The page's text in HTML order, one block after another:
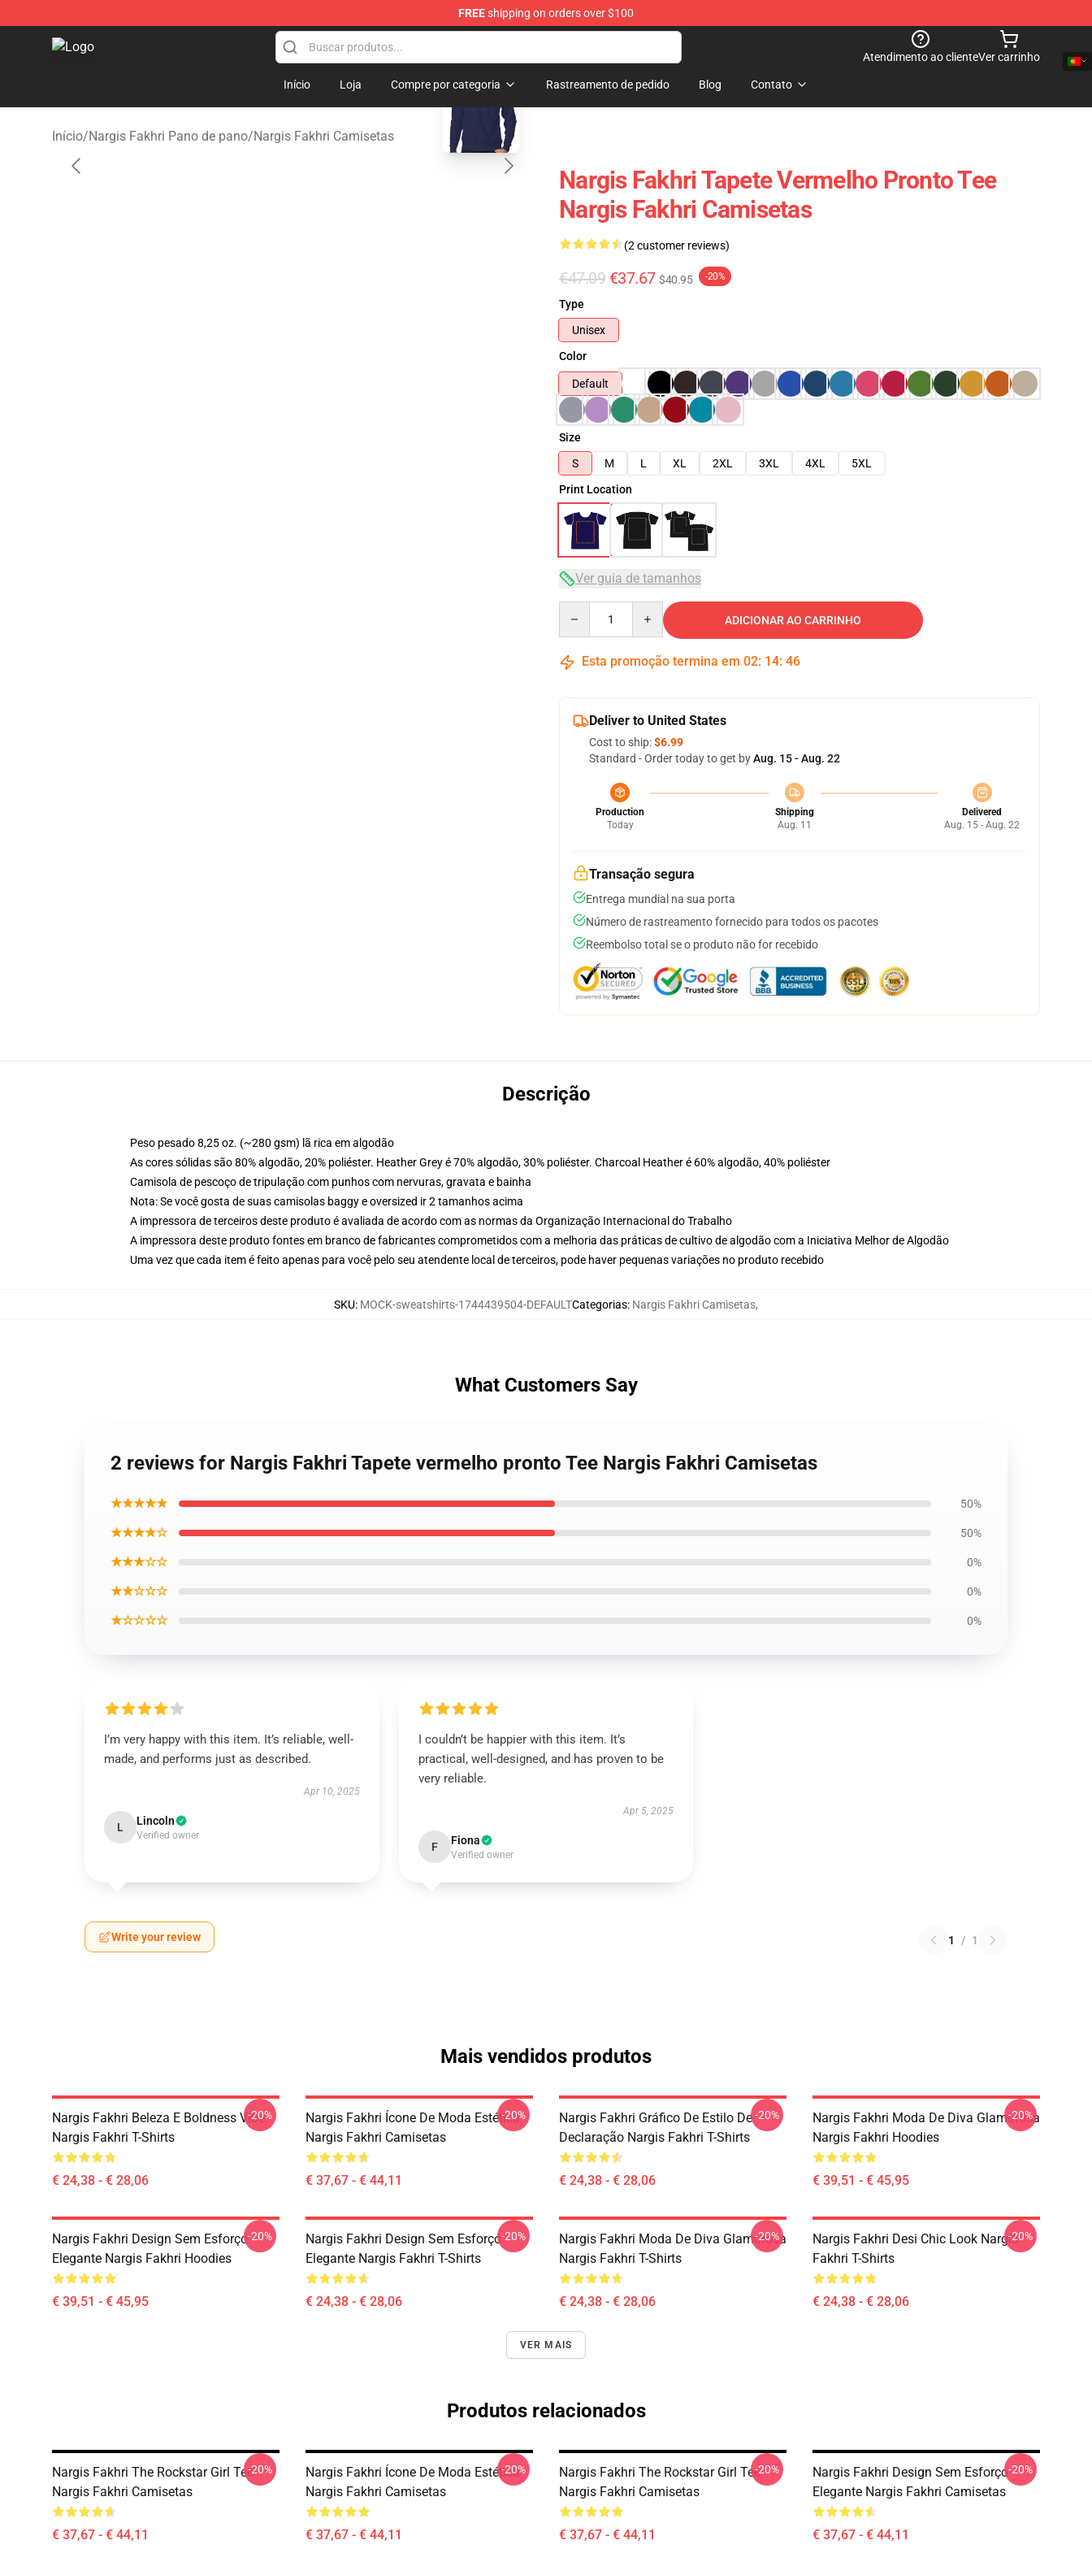
FREEshipping on orders over $100
Nargis Fakhri Shop - Official Nargis Fakhri Merchandise Store
Atendimento ao clienteVer carrinho
Início Loja Compre por categoria Rastreamento de pedido Blog Contato
Início/Nargis Fakhri Pano de pano/Nargis Fakhri Camisetas
blank template
Nargis Fakhri Tapete Vermelho Pronto Tee
Nargis Fakhri Camisetas
(2 customer reviews)
€47.09 €37.67 $40.95 -20%
Type
Unisex
Color
Default
Size
S
M L XL 2XL 3XL 4XL
5XL
Print Location
Ver guia de tamanhos
ADICIONAR AO CARRINHO
Esta promoção termina em 02: 14: 45
Deliver to United States
Cost to ship:$6.99
Standard - Order today to get byAug. 15 - Aug. 22
Production
Today
Shipping
Aug. 11
Delivered
Aug. 15 - Aug. 22
Transação segura
Entrega mundial na sua porta
Número de rastreamento fornecido para todos os pacotes
Reembolso total se o produto não for recebido
Descrição
Peso pesado 8,25 oz. (~280 gsm) lã rica em algodão
As cores sólidas são 80% algodão, 20% poliéster. Heather Grey é 70% algodão, 30% poliéster. Charcoal Heather é 60% algodão, 40% poliéster
Camisola de pescoço de tripulação com punhos com nervuras, gravata e bainha
Nota: Se você gosta de suas camisolas baggy e oversized ir 2 tamanhos acima
A impressora de terceiros deste produto é avaliada de acordo com as normas da Organização Internacional do Trabalho
A impressora deste produto fontes em branco de fabricantes comprometidos com a melhoria das práticas de cultivo de algodão com a Iniciativa Melhor de Algodão
Uma vez que cada item é feito apenas para você pelo seu atendente local de terceiros, pode haver pequenas variações no produto recebido
SKU: MOCK-sweatshirts-1744439504-DEFAULTCategorias: Nargis Fakhri Camisetas,
What Customers Say
2 reviews for Nargis Fakhri Tapete vermelho pronto Tee Nargis Fakhri Camisetas
★★★★★ 50%
★★★★☆ 50%
★★★☆☆ 0%
★★☆☆☆ 0%
★☆☆☆☆ 0%
I’m very happy with this item. It’s reliable, well-
made, and performs just as described.
Apr 10, 2025
L Lincoln
Verified owner
I couldn’t be happier with this item. It’s
practical, well-designed, and has proven to be
very reliable.
Apr 5, 2025
F Fiona
Verified owner
Write your review 1 / 1
Mais vendidos produtos
Nargis Fakhri Beleza E Boldness Vibe.
Nargis Fakhri T-Shirts
€ 24,38 - € 28,06
-20%
Nargis Fakhri Ícone De Moda Estética
Nargis Fakhri Camisetas
€ 37,67 - € 44,11
-20%
Nargis Fakhri Gráfico De Estilo De
Declaração Nargis Fakhri T-Shirts
€ 24,38 - € 28,06
-20%
Nargis Fakhri Moda De Diva Glamorosa
Nargis Fakhri Hoodies
€ 39,51 - € 45,95
-20%
Nargis Fakhri Design Sem Esforço
Elegante Nargis Fakhri Hoodies
€ 39,51 - € 45,95
-20%
Nargis Fakhri Design Sem Esforço
Elegante Nargis Fakhri T-Shirts
€ 24,38 - € 28,06
-20%
Nargis Fakhri Moda De Diva Glamorosa
Nargis Fakhri T-Shirts
€ 24,38 - € 28,06
-20%
Nargis Fakhri Desi Chic Look Nargis
Fakhri T-Shirts
€ 24,38 - € 28,06
-20%
VER MAIS
Produtos relacionados
Nargis Fakhri The Rockstar Girl Tee
Nargis Fakhri Camisetas
€ 37,67 - € 44,11
-20%
Nargis Fakhri Ícone De Moda Estética
Nargis Fakhri Camisetas
€ 37,67 - € 44,11
-20%
Nargis Fakhri The Rockstar Girl Tee
Nargis Fakhri Camisetas
€ 37,67 - € 44,11
-20%
Nargis Fakhri Design Sem Esforço
Elegante Nargis Fakhri Camisetas
€ 37,67 - € 44,11
-20%